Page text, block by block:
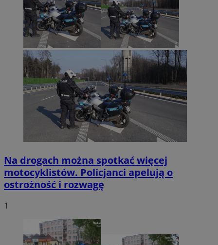
Na drogach można spotkać więcej
motocyklistów. Policjanci apelują o
ostrożność i rozwagę
1